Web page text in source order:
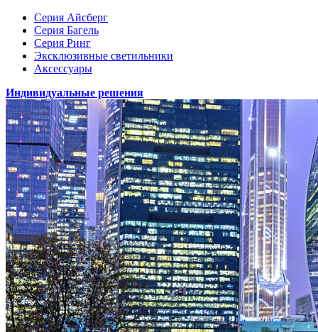
Серия Айсберг
Серия Багель
Серия Ринг
Эксклюзивные светильники
Аксессуары
Индивидуальные решения